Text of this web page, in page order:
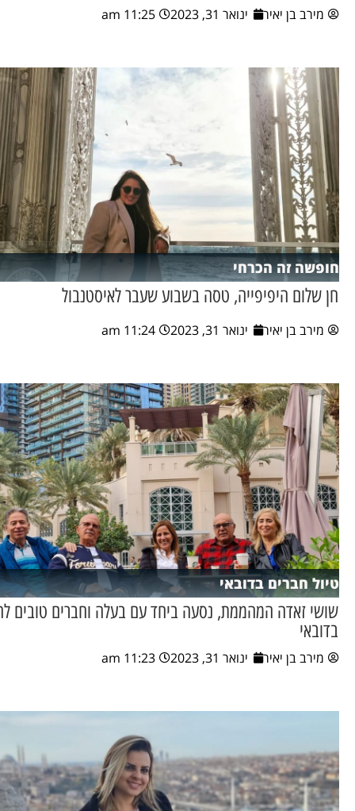
מירב בן יאיר ינואר 31, 2023 11:25 am
חופשה זה הכרחי
חן שלום היפיפייה, טסה בשבוע שעבר לאיסטנבול
מירב בן יאיר ינואר 31, 2023 11:24 am
טיול חברים בדובאי
שושי זאדה המהממת, נסעה ביחד עם בעלה וחברים טובים
בדובאי
מירב בן יאיר ינואר 31, 2023 11:23 am